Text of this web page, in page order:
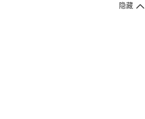
1. 送货到府（受卫生署条例规管产品除外 ）
隐藏